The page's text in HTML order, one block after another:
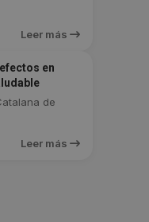
Leer más
en
de
Leer más